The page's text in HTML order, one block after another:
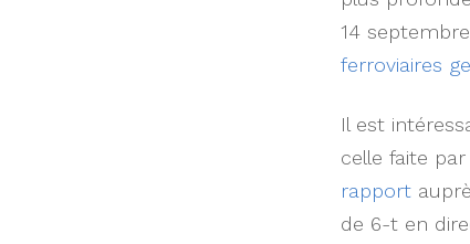
14
ferroviaires
Il est
celle faite par
rapport
de 6-t en